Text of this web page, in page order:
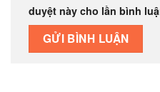
duyệt này cho lần bình